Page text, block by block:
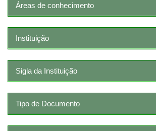
Áreas de conhecimento
Instituição
Sigla da Instituição
Tipo de Documento